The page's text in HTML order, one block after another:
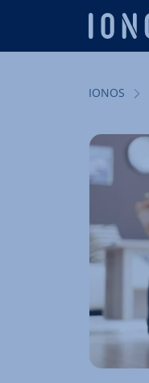
IONOS